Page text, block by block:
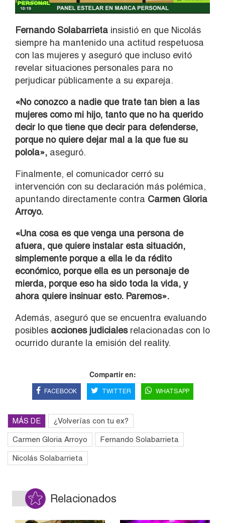
Fernando Solabarrieta insistió en que Nicolás
siempre ha mantenido una actitud respetuosa
con las mujeres y aseguró que incluso evitó
revelar situaciones personales para no
perjudicar públicamente a su expareja.
«No conozco a nadie que trate tan bien a las
mujeres como mi hijo, tanto que no ha querido
decir lo que tiene que decir para defenderse,
porque no quiere dejar mal a la que fue su
polola», aseguró.
Finalmente, el comunicador cerró su
intervención con su declaración más polémica,
apuntando directamente contra Carmen Gloria
Arroyo.
«Una cosa es que venga una persona de
afuera, que quiere instalar esta situación,
simplemente porque a ella le da rédito
económico, porque ella es un personaje de
mierda, porque eso ha sido toda la vida, y
ahora quiere insinuar esto. Paremos».
Además, aseguró que se encuentra evaluando
posibles acciones judicialesrelacionadas con lo
ocurrido durante la emisión del reality.
Compartir en:
FACEBOOK TWITTER WHATSAPP
MÁS DE ¿Volverías con tu ex?
Carmen Gloria Arroyo Fernando Solabarrieta
Nicolás Solabarrieta
Relacionados